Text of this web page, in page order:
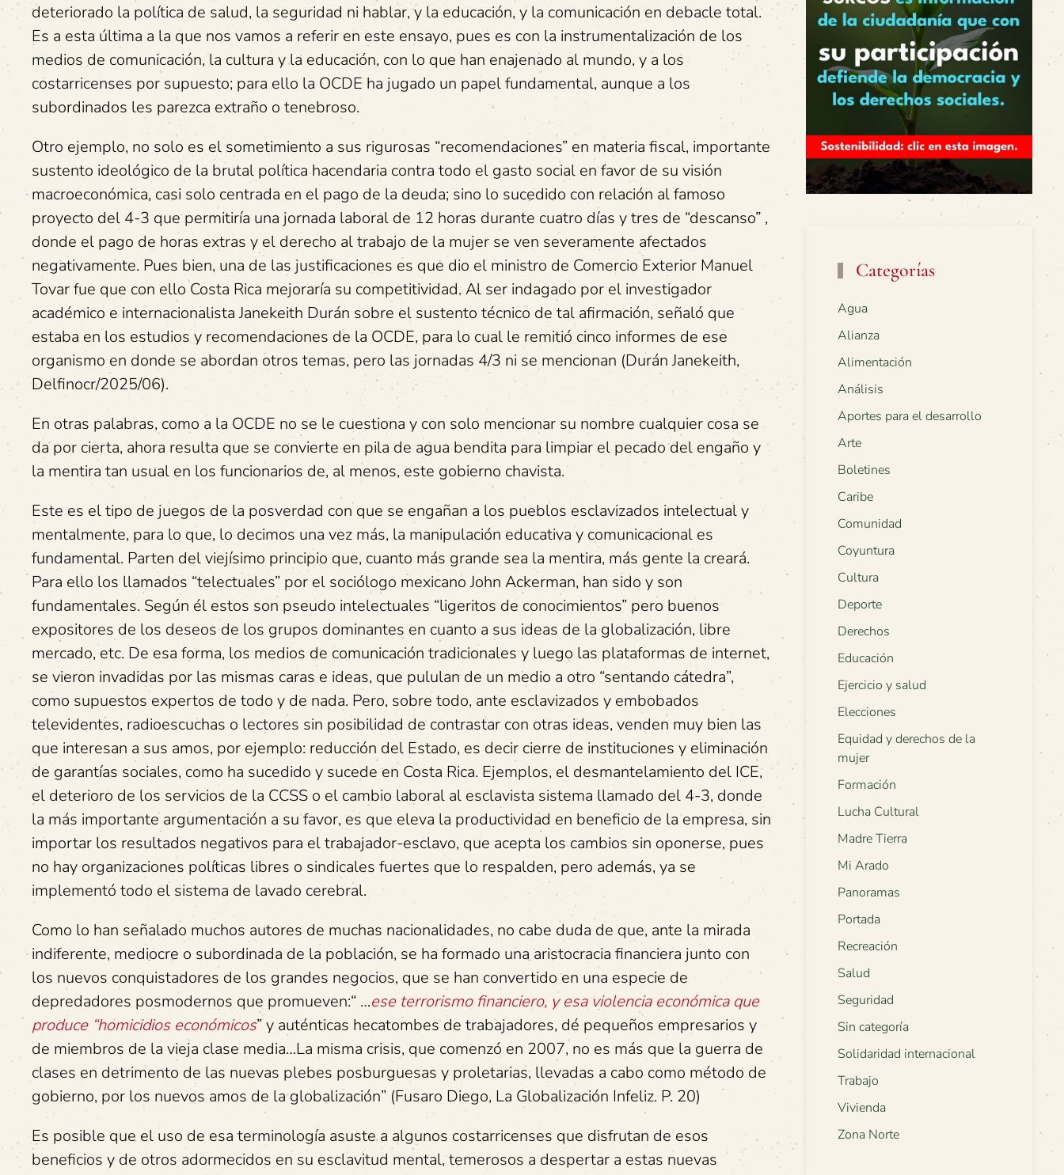
deteriorado la política de salud, la seguridad ni hablar, y la educación, y la comunicación en debacle total.
Es a esta última a la que nos vamos a referir en este ensayo, pues es con la instrumentalización de los
medios de comunicación, la cultura y la educación, con lo que han enajenado al mundo, y a los
costarricenses por supuesto; para ello la OCDE ha jugado un papel fundamental, aunque a los
subordinados les parezca extraño o tenebroso.
Otro ejemplo, no solo es el sometimiento a sus rigurosas “recomendaciones” en materia fiscal, importante
sustento ideológico de la brutal política hacendaria contra todo el gasto social en favor de su visión
macroeconómica, casi solo centrada en el pago de la deuda; sino lo sucedido con relación al famoso
proyecto del 4-3 que permitiría una jornada laboral de 12 horas durante cuatro días y tres de “descanso” ,
donde el pago de horas extras y el derecho al trabajo de la mujer se ven severamente afectados
negativamente. Pues bien, una de las justificaciones es que dio el ministro de Comercio Exterior Manuel
Tovar fue que con ello Costa Rica mejoraría su competitividad. Al ser indagado por el investigador
académico e internacionalista Janekeith Durán sobre el sustento técnico de tal afirmación, señaló que
estaba en los estudios y recomendaciones de la OCDE, para lo cual le remitió cinco informes de ese
organismo en donde se abordan otros temas, pero las jornadas 4/3 ni se mencionan (Durán Janekeith,
Delfinocr/2025/06).
En otras palabras, como a la OCDE no se le cuestiona y con solo mencionar su nombre cualquier cosa se
da por cierta, ahora resulta que se convierte en pila de agua bendita para limpiar el pecado del engaño y
la mentira tan usual en los funcionarios de, al menos, este gobierno chavista.
Este es el tipo de juegos de la posverdad con que se engañan a los pueblos esclavizados intelectual y
mentalmente, para lo que, lo decimos una vez más, la manipulación educativa y comunicacional es
fundamental. Parten del viejísimo principio que, cuanto más grande sea la mentira, más gente la creará.
Para ello los llamados “telectuales” por el sociólogo mexicano John Ackerman, han sido y son
fundamentales. Según él estos son pseudo intelectuales “ligeritos de conocimientos” pero buenos
expositores de los deseos de los grupos dominantes en cuanto a sus ideas de la globalización, libre
mercado, etc. De esa forma, los medios de comunicación tradicionales y luego las plataformas de internet,
se vieron invadidas por las mismas caras e ideas, que pululan de un medio a otro “sentando cátedra”,
como supuestos expertos de todo y de nada. Pero, sobre todo, ante esclavizados y embobados
televidentes, radioescuchas o lectores sin posibilidad de contrastar con otras ideas, venden muy bien las
que interesan a sus amos, por ejemplo: reducción del Estado, es decir cierre de instituciones y eliminación
de garantías sociales, como ha sucedido y sucede en Costa Rica. Ejemplos, el desmantelamiento del ICE,
el deterioro de los servicios de la CCSS o el cambio laboral al esclavista sistema llamado del 4-3, donde
la más importante argumentación a su favor, es que eleva la productividad en beneficio de la empresa, sin
importar los resultados negativos para el trabajador-esclavo, que acepta los cambios sin oponerse, pues
no hay organizaciones políticas libres o sindicales fuertes que lo respalden, pero además, ya se
implementó todo el sistema de lavado cerebral.
Como lo han señalado muchos autores de muchas nacionalidades, no cabe duda de que, ante la mirada
indiferente, mediocre o subordinada de la población, se ha formado una aristocracia financiera junto con
los nuevos conquistadores de los grandes negocios, que se han convertido en una especie de
depredadores posmodernos que promueven:“ …ese terrorismo financiero, y esa violencia económica que
produce “homicidios económicos” y auténticas hecatombes de trabajadores, dé pequeños empresarios y
de miembros de la vieja clase media…La misma crisis, que comenzó en 2007, no es más que la guerra de
clases en detrimento de las nuevas plebes posburguesas y proletarias, llevadas a cabo como método de
gobierno, por los nuevos amos de la globalización” (Fusaro Diego, La Globalización Infeliz. P. 20)
Es posible que el uso de esa terminología asuste a algunos costarricenses que disfrutan de esos
beneficios y de otros adormecidos en su esclavitud mental, temerosos a despertar a estas nuevas
Categorías
Agua
Alianza
Alimentación
Análisis
Aportes para el desarrollo
Arte
Boletines
Caribe
Comunidad
Coyuntura
Cultura
Deporte
Derechos
Educación
Ejercicio y salud
Elecciones
Equidad y derechos de la
mujer
Formación
Lucha Cultural
Madre Tierra
Mi Arado
Panoramas
Portada
Recreación
Salud
Seguridad
Sin categoría
Solidaridad internacional
Trabajo
Vivienda
Zona Norte